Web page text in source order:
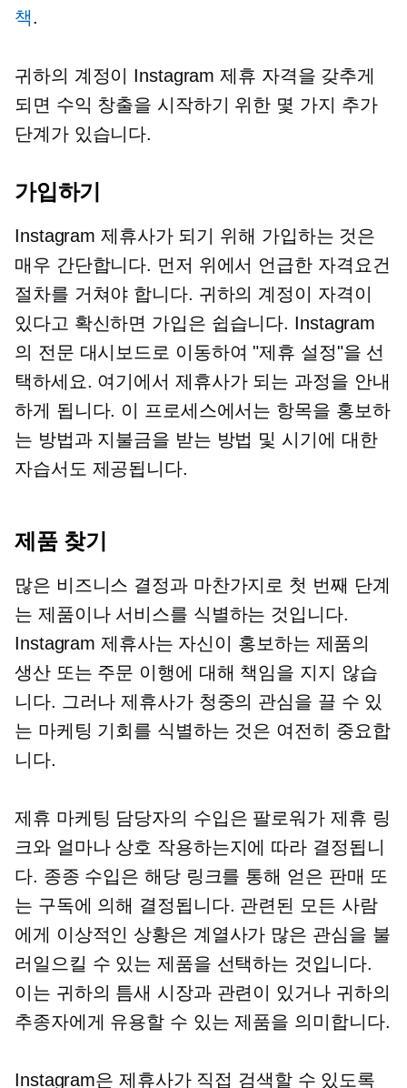
책.
귀하의 계정이 Instagram 제휴 자격을 갖추게
되면 수익 창출을 시작하기 위한 몇 가지 추가
단계가 있습니다.
가입하기
Instagram 제휴사가 되기 위해 가입하는 것은
매우 간단합니다. 먼저 위에서 언급한 자격요건
절차를 거쳐야 합니다. 귀하의 계정이 자격이
있다고 확신하면 가입은 쉽습니다. Instagram
의 전문 대시보드로 이동하여 "제휴 설정"을 선
택하세요. 여기에서 제휴사가 되는 과정을 안내
하게 됩니다. 이 프로세스에서는 항목을 홍보하
는 방법과 지불금을 받는 방법 및 시기에 대한
자습서도 제공됩니다.
제품 찾기
많은 비즈니스 결정과 마찬가지로 첫 번째 단계
는 제품이나 서비스를 식별하는 것입니다.
Instagram 제휴사는 자신이 홍보하는 제품의
생산 또는 주문 이행에 대해 책임을 지지 않습
니다. 그러나 제휴사가 청중의 관심을 끌 수 있
는 마케팅 기회를 식별하는 것은 여전히 ​​중요합
니다.
제휴 마케팅 담당자의 수입은 팔로워가 제휴 링
크와 얼마나 상호 작용하는지에 따라 결정됩니
다. 종종 수입은 해당 링크를 통해 얻은 판매 또
는 구독에 의해 결정됩니다. 관련된 모든 사람
에게 이상적인 상황은 계열사가 많은 관심을 불
러일으킬 수 있는 제품을 선택하는 것입니다.
이는 귀하의 틈새 시장과 관련이 있거나 귀하의
추종자에게 유용할 수 있는 제품을 의미합니다.
Instagram은 제휴사가 직접 검색할 수 있도록